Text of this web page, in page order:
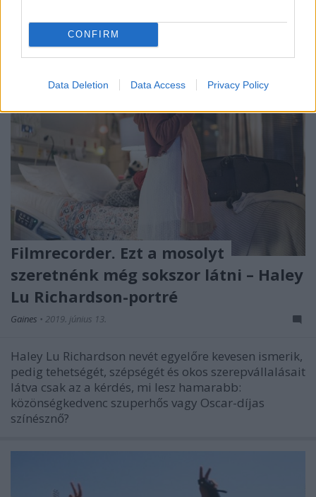
CONFIRM
Data Deletion Data Access Privacy Policy
Filmrecorder. Ezt a mosolyt
szeretnénk még sokszor látni – Haley
Lu Richardson-portré
Gaines • 2019. június 13.
Haley Lu Richardson nevét egyelőre kevesen ismerik,
pedig tehetségét, szépségét és okos szerepvállalásait
látva csak az a kérdés, mi lesz hamarabb:
közönségkedvenc szuperhős vagy Oscar-díjas
színésznő?